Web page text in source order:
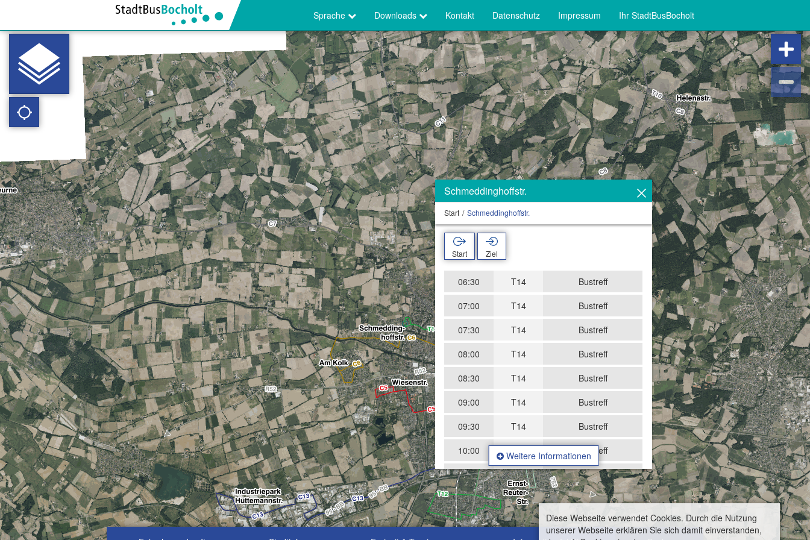
Sprache Downloads Kontakt Datenschutz Impressum Ihr StadtBusBocholt
Schmeddinghoffstr.
Start Schmeddinghoffstr.
Start Ziel
06:30 T14
Bustreff
07:00
T14
Bustreff
07:30
T14
Bustreff
08:00
T14
Bustreff
08:30
T14
Bustreff
09:00
T14
Bustreff
09:30
T14
Bustreff
10:00
T14
Bustreff
10:30
T14
Bustreff
11:00
T14
Bustreff
11:30
T14 Bustreff
Weitere Informationen
Diese Webseite verwendet Cookies. Durch die Nutzung
unserer Webseite erklären Sie sich damit einverstanden,